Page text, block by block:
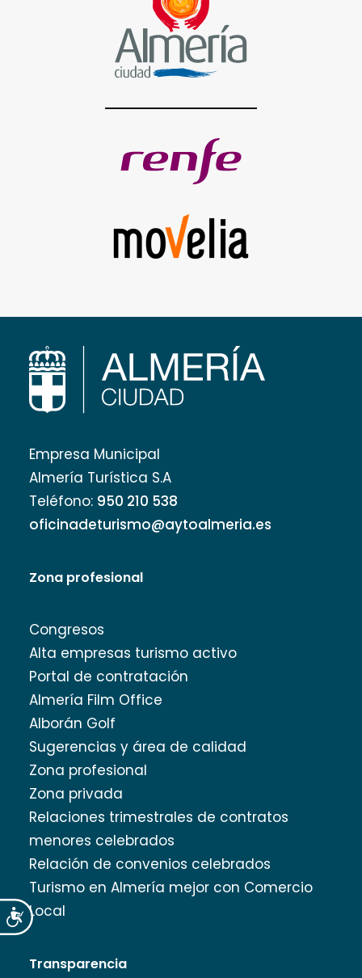
Accesibilidad
Empresa Municipal
Almería Turística S.A
Teléfono: 950 210 538
oficinadeturismo@aytoalmeria.es
Zona profesional
Congresos
Alta empresas turismo activo
Portal de contratación
Almería Film Office
Alborán Golf
Sugerencias y área de calidad
Zona profesional
Zona privada
Relaciones trimestrales de contratos
menores celebrados
Relación de convenios celebrados
Turismo en Almería mejor con Comercio
Local
Transparencia